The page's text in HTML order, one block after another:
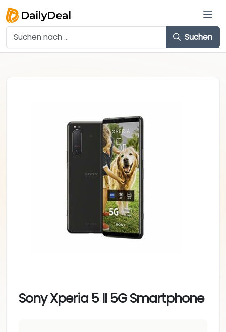
Suchen
Sony Xperia 5 II 5G Smartphone